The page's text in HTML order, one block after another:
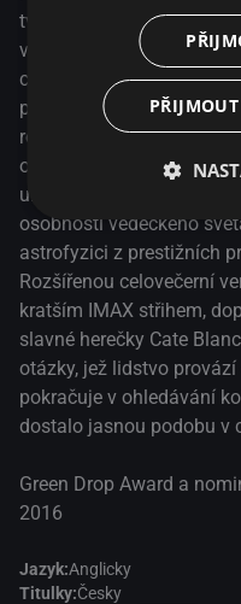
tvar filmu Cesta času.
vznikem, vývojem a
cyklem sluneční
pochopitelně leží evoluce
rozmanité podoby,
organismů až po
unikátního dokumentu se
osobností vědeckého
astrofyzici z prestižních
Rozšířenou celovečerní
kratším IMAX střihem,
slavné herečky Cate
otázky, jež lidstvo
pokračuje v ohledávání
dostalo jasnou podobu v
Green Drop Award a
2016
Jazyk:Anglicky
Titulky:Česky